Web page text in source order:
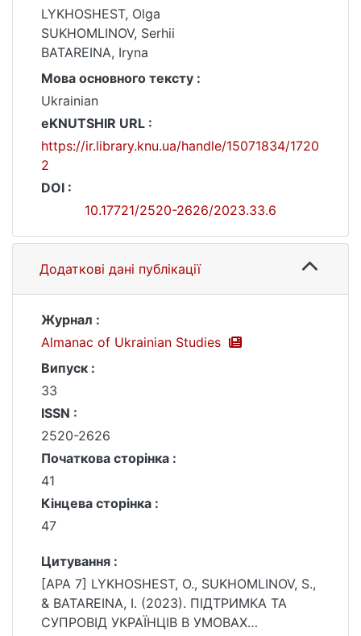
LYKHOSHEST, Olga
SUKHOMLINOV, Serhii
BATAREINA, Iryna
Мова основного тексту :
Ukrainian
eKNUTSHIR URL :
https://ir.library.knu.ua/handle/15071834/1720
2
DOI :
10.17721/2520-2626/2023.33.6
Додаткові дані публікації
Журнал :
Almanac of Ukrainian Studies
Випуск :
33
ISSN :
2520-2626
Початкова сторінка :
41
Кінцева сторінка :
47
Цитування :
[APA 7] LYKHOSHEST, O., SUKHOMLINOV, S.,
& BATAREINA, I. (2023). ПІДТРИМКА ТА
СУПРОВІД УКРАЇНЦІВ В УМОВАХ